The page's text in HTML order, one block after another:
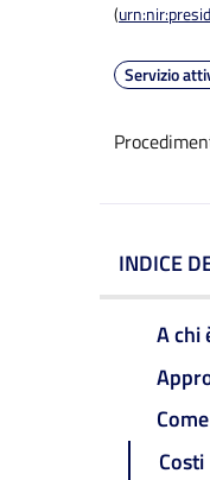
(
Servizio
INDICE
A chi
Costi